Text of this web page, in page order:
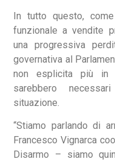
In tutto questo,
funzionale a vendite
una progressiva
governativa al
non esplicita più in
sarebbero
situazione.
“Stiamo parlando di
Francesco Vignarca
Disarmo – siamo